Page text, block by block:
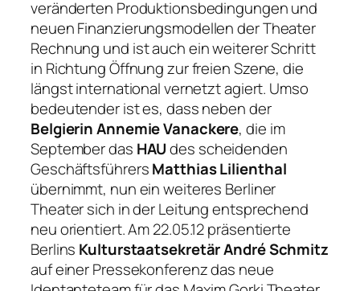
veränderten Produktionsbedingungen und
neuen Finanzierungsmodellen der Theater
Rechnung und ist auch ein weiterer Schritt
in Richtung Öffnung zur freien Szene, die
längst international vernetzt agiert. Umso
bedeutender ist es, dass neben der
Belgierin Annemie Vanackere, die im
September das HAUdes scheidenden
GeschäftsführersMatthias Lilienthal
übernimmt, nun ein weiteres Berliner
Theater sich in der Leitung entsprechend
neu orientiert. Am 22.05.12 präsentierte
Berlins Kulturstaatsekretär André Schmitz
auf einer Pressekonferenz das neue